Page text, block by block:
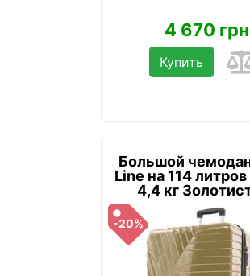
4 670 грн
Купить
Большой
Line на 114
4,4 кг
-20%